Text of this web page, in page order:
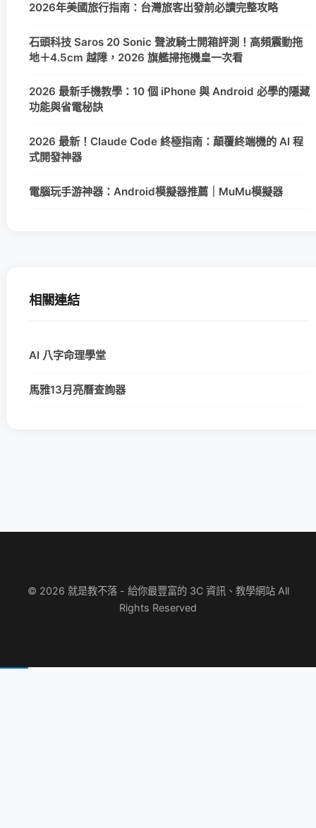
2026年美國旅行指南：台灣旅客出發前必讀完整攻略
石頭科技 Saros 20 Sonic 聲波騎士開箱評測！高頻震動拖
地＋4.5cm 越障，2026 旗艦掃拖機皇一次看
2026 最新手機教學：10 個 iPhone 與 Android 必學的隱藏
功能與省電秘訣
2026 最新！Claude Code 終極指南：顛覆終端機的 AI 程
式開發神器
電腦玩手游神器：Android模擬器推薦｜MuMu模擬器
相關連結
AI 八字命理學堂
馬雅13月亮曆查詢器
© 2026 就是教不落 - 給你最豐富的 3C 資訊、教學網站 All
Rights Reserved